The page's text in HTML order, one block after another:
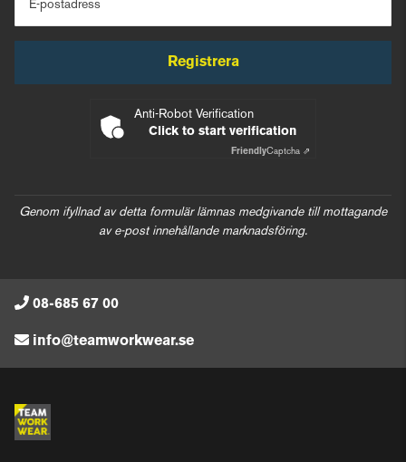
E-postadress
Registrera
Anti-Robot Verification
Click to start verification
FriendlyCaptcha ⇗
Genom ifyllnad av detta formulär lämnas medgivande till mottagande
av e-post innehållande marknadsföring.
08-685 67 00
info@teamworkwear.se